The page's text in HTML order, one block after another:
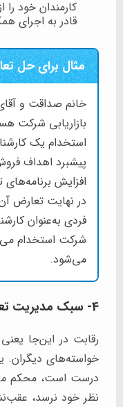
کارمندان خود
قادر به اجرای
مثال برای حل
خانم صداقت و
بازاریابی شرکت
استخدام یک
پیشبرد اهداف
افزایش برنامه‌های
در نهایت تعارض
فردی به‌عنوان
شرکت استخدام
می‌شود.
4- سبک مدیریت تعارض رقابت (Competing)
رقابت در این‌جا
خواسته‌های دیگران.
درست است، محکم
نظر خود نرسد،